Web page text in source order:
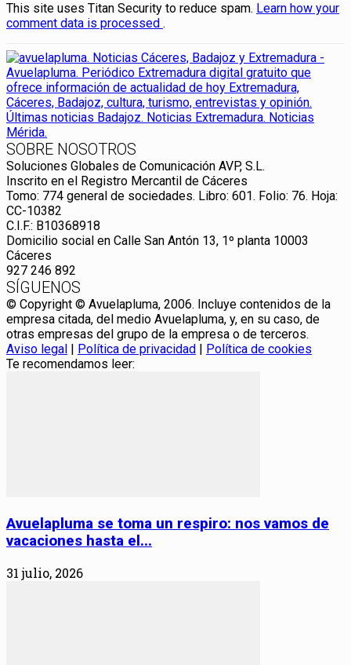
This site uses Titan Security to reduce spam. Learn how your
comment data is processed .
SOBRE NOSOTROS
Soluciones Globales de Comunicación AVP, S.L.
Inscrito en el Registro Mercantil de Cáceres
Tomo: 774 general de sociedades. Libro: 601. Folio: 76. Hoja:
CC-10382
C.I.F.: B10368918
Domicilio social en Calle San Antón 13, 1º planta 10003
Cáceres
927 246 892
SÍGUENOS
© Copyright © Avuelapluma, 2006. Incluye contenidos de la
empresa citada, del medio Avuelapluma, y, en su caso, de
otras empresas del grupo de la empresa o de terceros.
Aviso legal
Política de privacidad
Política de cookies
Te recomendamos leer:
Avuelapluma se toma un respiro: nos vamos de
vacaciones hasta el...
31 julio, 2026